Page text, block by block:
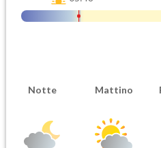
Notte Mattino